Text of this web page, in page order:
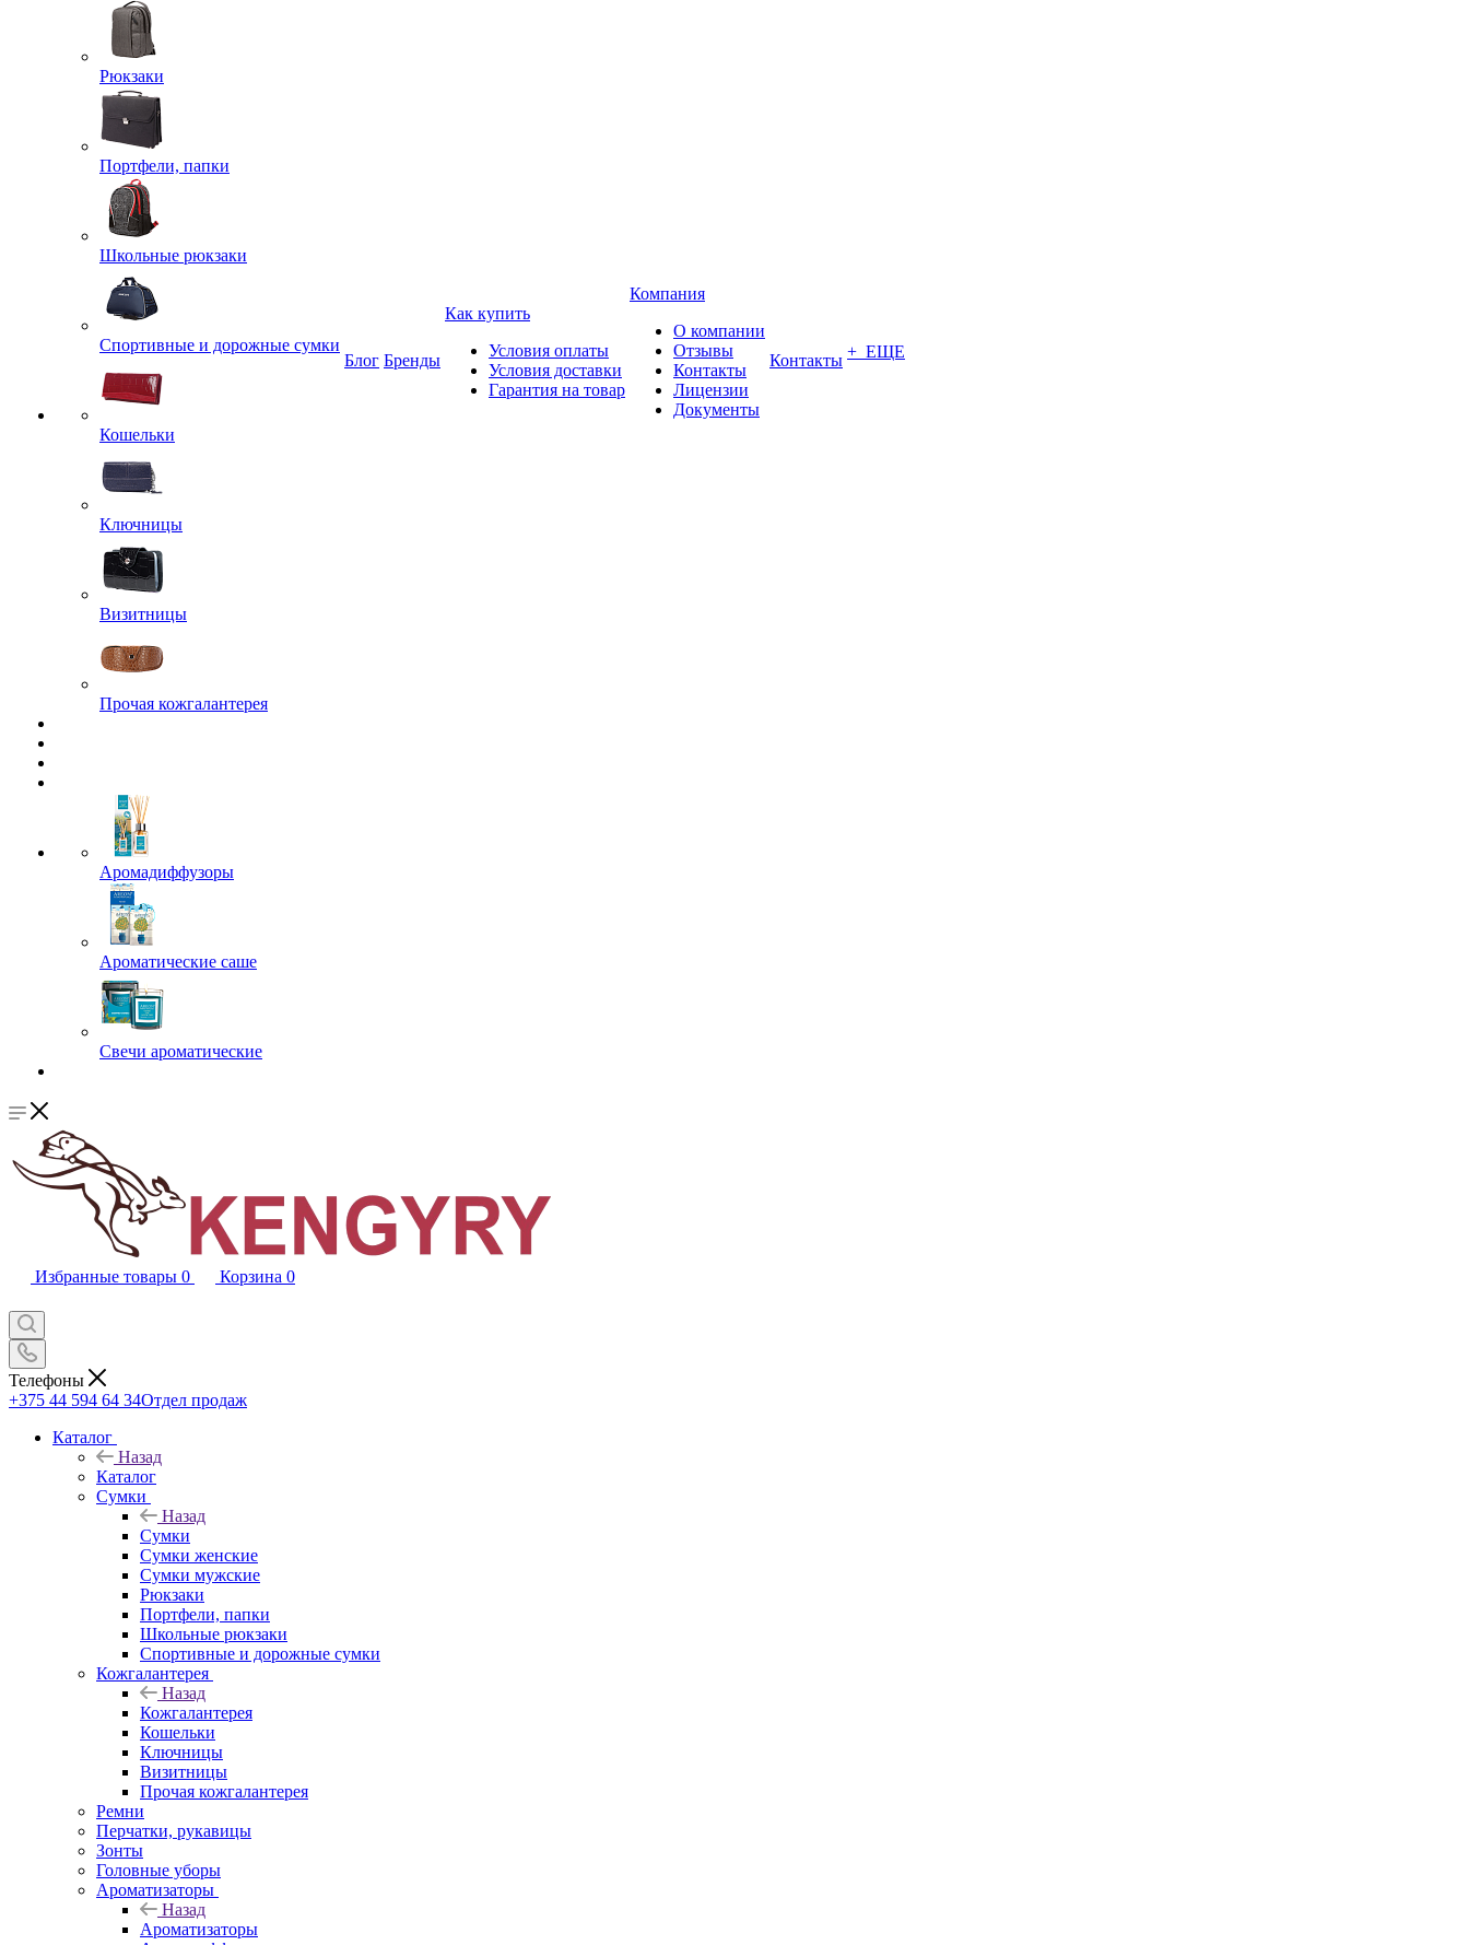
Рюкзаки
Портфели, папки
Школьные рюкзаки
Спортивные и дорожные сумки
Кошельки
Ключницы
Визитницы
Прочая кожгалантерея
Аромадиффузоры
Ароматические саше
Свечи ароматические
Блог Бренды
Как купить
Условия оплаты
Условия доставки
Гарантия на товар
Компания
О компании
Отзывы
Контакты
Лицензии
Документы
Контакты + ЕЩЕ
Избранные товары 0 Корзина 0
Телефоны
+375 44 594 64 34Отдел продаж
Каталог
Назад
Каталог
Сумки
Назад
Сумки
Сумки женские
Сумки мужские
Рюкзаки
Портфели, папки
Школьные рюкзаки
Спортивные и дорожные сумки
Кожгалантерея
Назад
Кожгалантерея
Кошельки
Ключницы
Визитницы
Прочая кожгалантерея
Ремни
Перчатки, рукавицы
Зонты
Головные уборы
Ароматизаторы
Назад
Ароматизаторы